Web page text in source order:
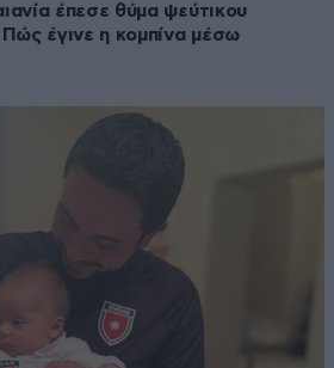
έπεσε θύμα ψεύτικου
έγινε η κομπίνα μέσω